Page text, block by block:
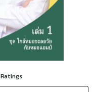
Ratings